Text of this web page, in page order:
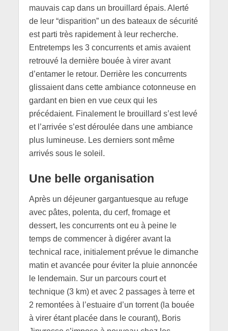
mauvais cap dans un brouillard épais. Alerté
de leur “disparition” un des bateaux de sécurité
est parti très rapidement à leur recherche.
Entretemps les 3 concurrents et amis avaient
retrouvé la dernière bouée à virer avant
d’entamer le retour. Derrière les concurrents
glissaient dans cette ambiance cotonneuse en
gardant en bien en vue ceux qui les
précédaient. Finalement le brouillard s’est levé
et l’arrivée s’est déroulée dans une ambiance
plus lumineuse. Les derniers sont même
arrivés sous le soleil.
Une belle organisation
Après un déjeuner gargantuesque au refuge
avec pâtes, polenta, du cerf, fromage et
dessert, les concurrents ont eu à peine le
temps de commencer à digérer avant la
technical race, initialement prévue le dimanche
matin et avancée pour éviter la pluie annoncée
le lendemain. Sur un parcours court et
technique (3 km) et avec 2 passages à terre et
2 remontées à l’estuaire d’un torrent (la bouée
à virer étant placée dans le courant), Boris